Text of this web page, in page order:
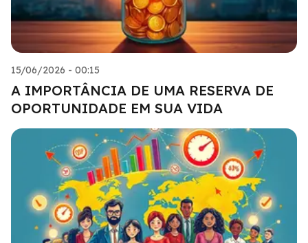
15/06/2026 - 00:15
A IMPORTÂNCIA DE UMA RESERVA DE
OPORTUNIDADE EM SUA VIDA